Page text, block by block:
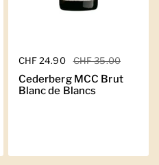
Regulärer Preis
CHF 24.90 Sale-Preis
CHF 35.00
Cederberg MCC Brut
Blanc de Blancs